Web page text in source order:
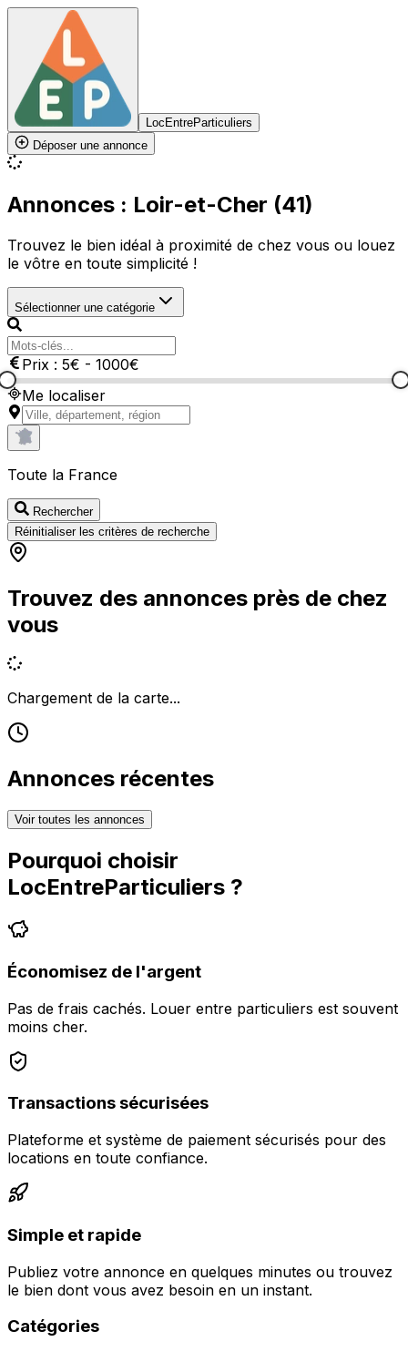
LocEntreParticuliers
Déposer une annonce
Annonces : Loir-et-Cher (41)
Trouvez le bien idéal à proximité de chez vous ou louez
le vôtre en toute simplicité !
Sélectionner une catégorie
Prix : 5€ - 1000€
Me localiser
Toute la France
Rechercher
Réinitialiser les critères de recherche
Trouvez des annonces près de chez
vous
Chargement de la carte...
Annonces récentes
Voir toutes les annonces
Pourquoi choisir
LocEntreParticuliers ?
Économisez de l'argent
Pas de frais cachés. Louer entre particuliers est souvent
moins cher.
Transactions sécurisées
Plateforme et système de paiement sécurisés pour des
locations en toute confiance.
Simple et rapide
Publiez votre annonce en quelques minutes ou trouvez
le bien dont vous avez besoin en un instant.
Catégories